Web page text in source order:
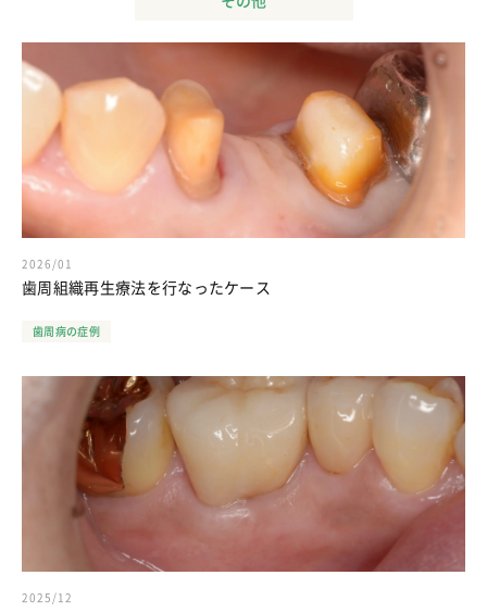
2026/01
歯周組織再生療法を行なったケース
歯周病の症例
2025/12